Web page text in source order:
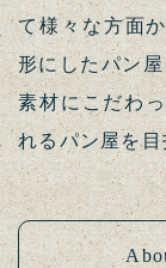
て様々な方面
形にしたパン
素材にこだわ
れるパン屋を